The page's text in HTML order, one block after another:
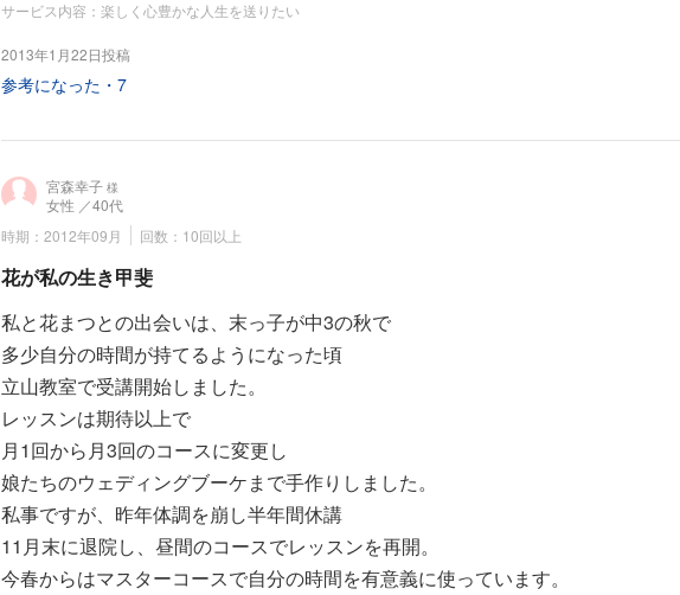
サービス内容：楽しく心豊かな人生を送りたい
2013年1月22日投稿
参考になった・ 7
宮森幸子 様
女性 ／40代
時期：2012年09月
回数：10回以上
花が私の生き甲斐
私と花まつとの出会いは、末っ子が中3の秋で
多少自分の時間が持てるようになった頃
立山教室で受講開始しました。
レッスンは期待以上で
月1回から月3回のコースに変更し
娘たちのウェディングブーケまで手作りしました。
私事ですが、昨年体調を崩し半年間休講
11月末に退院し、昼間のコースでレッスンを再開。
今春からはマスターコースで自分の時間を有意義に使っています。